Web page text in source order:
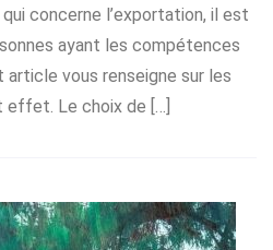
concerne l’exportation, il est
ayant les compétences
article vous renseigne sur les
effet. Le choix de […]